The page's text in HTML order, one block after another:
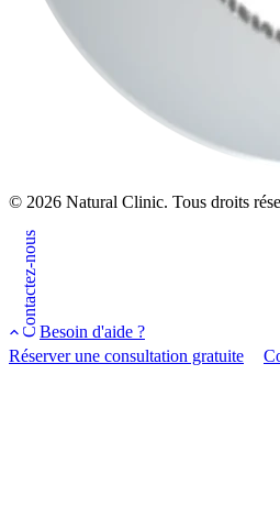
© 2026 Natural Clinic. Tous droits
Contactez-nous Besoin d'aide ?
Réserver une consultation gratuite